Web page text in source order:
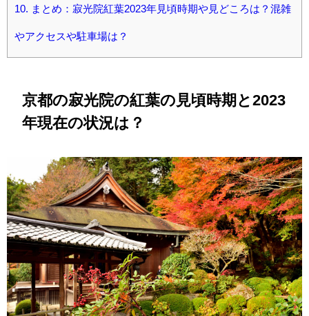
10. まとめ：寂光院紅葉2023年見頃時期や見どころは？混雑
やアクセスや駐車場は？
京都の寂光院の紅葉の見頃時期と2023
年現在の状況は？